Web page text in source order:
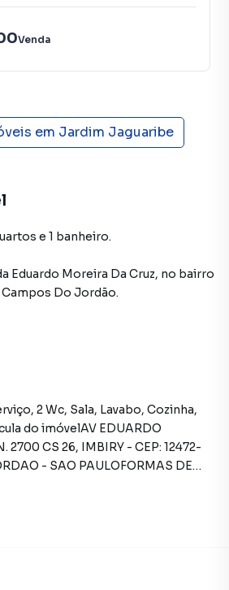
Venda
em Jardim Jaguaribe
e 1 banheiro.
Eduardo Moreira Da Cruz, no bairro
Do Jordão.
do imóvelAV EDUARDO
CEP: 12472-
- SAO PAULOFORMAS DE
condições e